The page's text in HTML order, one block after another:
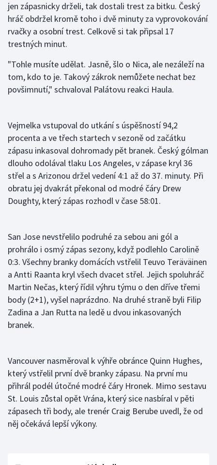
jen zápasnicky drželi, tak dostali trest za bitku. Český
hráč obdržel kromě toho i dvě minuty za vyprovokování
rvačky a osobní trest. Celkově si tak připsal 17
trestných minut.
"Tohle musíte udělat. Jasně, šlo o Nica, ale nezáleží na
tom, kdo to je. Takový zákrok nemůžete nechat bez
povšimnutí," schvaloval Palátovu reakci Haula.
Vejmelka vstupoval do utkání s úspěšností 94,2
procenta a ve třech startech v sezoně od začátku
zápasu inkasoval dohromady pět branek. Český gólman
dlouho odolával tlaku Los Angeles, v zápase kryl 36
střel a s Arizonou držel vedení 4:1 až do 37. minuty. Při
obratu jej dvakrát překonal od modré čáry Drew
Doughty, který zápas rozhodl v čase 58:01.
San Jose nevstřelilo podruhé za sebou ani gól a
prohrálo i osmý zápas sezony, když podlehlo Carolině
0:3. Všechny branky domácích vstřelil Teuvo Teräväinen
a Antti Raanta kryl všech dvacet střel. Jejich spoluhráč
Martin Nečas, který řídil výhru týmu o den dříve třemi
body (2+1), vyšel naprázdno. Na druhé straně byli Filip
Zadina a Jan Rutta na ledě u dvou inkasovaných
branek.
Vancouver nasměroval k výhře obránce Quinn Hughes,
který vstřelil první dvě branky zápasu. Na první mu
přihrál podél útočné modré čáry Hronek. Mimo sestavu
St. Louis zůstal opět Vrána, který sice nasbíral v pěti
zápasech tři body, ale trenér Craig Berube uvedl, že od
něj očekává lepší výkony.